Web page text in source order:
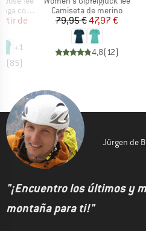
corta
reducido
de
+1
(85)
Product group
Camiseta de merino
Precio
79,95 €Precio reducido
47,97 €
4,8(12)
Jürgen de
"¡Encuentro los últimos y
montaña para ti!"